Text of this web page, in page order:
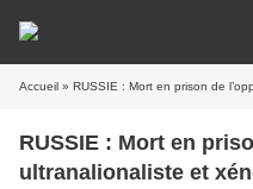
Accueil » RUSSIE : Mort en prison de l’opposant ultranalionaliste et
RUSSIE : Mort en
ultranalionaliste et